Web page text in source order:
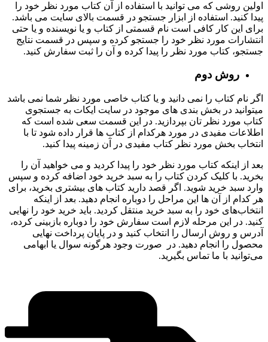
اولین روشی که می توانید با استفاده از آن کتاب مورد نظر خود را
پیدا کنید. استفاده از ابزار جستجو در قسمت بالای سایت می باشد.
برای این کار کافی است نام قسمتی از کتاب و یا نویسنده و یا حتی
انتشارات مورد نظر خود را جستجو کرده و سپس در قسمت نتایج
جستجو، کتاب مورد نظر را پیدا کرده و آن را ثبت سفارش کنید.
روش دوم
اگر نام کتاب را نمی دانید و یا کتاب خاصی مورد نظر شما نمی باشد
میتوانید در بخش بندی های موجود در سایت ایکات به جستجوی
کتاب مورد نظر تان بپردازید. در این قسمت سعی شده است که
اطلاعات مفیدی در مورد هرکدام از کتاب ها قرار داده شود تا با
انتخاب بخش مورد نظر کتاب مفیدی در آن زمینه پیدا کنید.
بعد از اینکه کتاب مورد نظر خود را پیدا کردید و می خواهید آن را
بخرید. با کلیک کردن کتاب را به سبد خرید خود اضافه کرده و سپس
وارد سبد خرید شوید. اگر قصد دارید کتاب های بیشتری بخرید، برای
هر کدام از آن ها این مراحل را دوباره انجام دهید. بعد از اینکه
انتخاب‌های خود را به سبد خرید منتقل کردید. باید خرید خود را نهایی
کنید. در این مرحله لازم است سفارش خود را دوباره بازبینی کرده،
آدرس و روش ارسال را انتخاب کنید و در پایان پرداخت نهایی
محصول را انجام دهید. در صورت وجود هرگونه سوال یا ابهامی
می‌توانید با ما تماس بگیرید.